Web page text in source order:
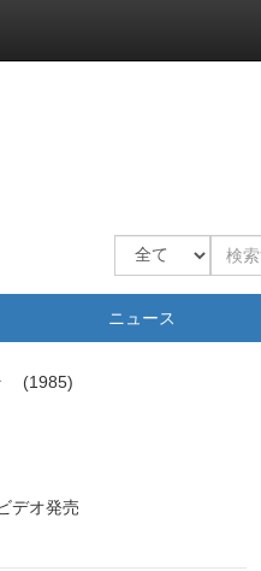
ニュース
1985
デオ発売